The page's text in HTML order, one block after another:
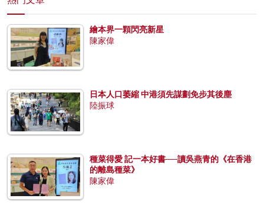
繪本界一顆閃亮新星
陳家偉
日本人口萎縮 中港須先謀劃免步其後塵
陸振球
種菜得愛 記一本好書──讀吳燕青的《在香港
的離島種菜》
陳家偉